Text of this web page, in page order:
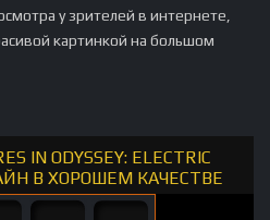
у зрителей в интернете,
картинкой на большом
IN ODYSSEY: ELECTRIC
В ХОРОШЕМ КАЧЕСТВЕ